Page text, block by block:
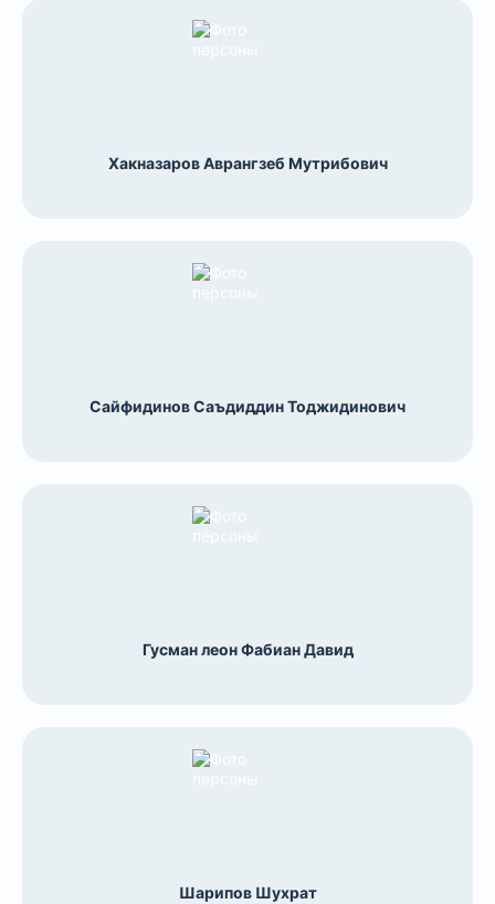
Хакназаров Аврангзеб Мутрибович
Сайфидинов Саъдиддин Тоджидинович
Гусман леон Фабиан Давид
Шарипов Шухрат